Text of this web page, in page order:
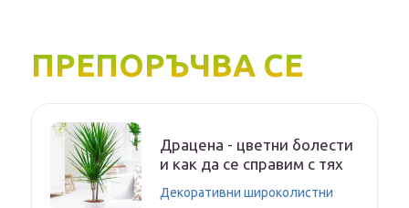
ПРЕПОРЪЧВА СЕ
Драцена - цветни болести
и как да се справим с тях
Декоративни широколистни